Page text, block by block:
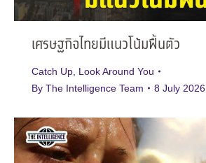
เศรษฐกิจไทยมีแนวโน้มฟื้นตัว
Catch Up Look Around You
By The Intelligence Team 8 July 2026